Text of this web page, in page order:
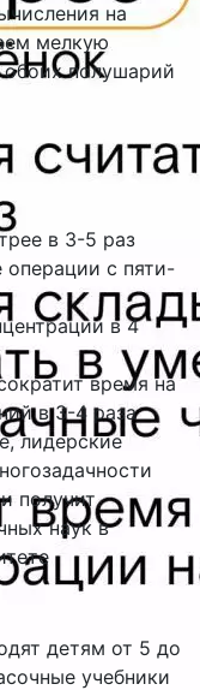
на
мелкую
полушарий
в 3-5 раз
операции с пяти-
в 4
время на
в 3-4 раза
лидерские
получит
наук в
детям от 5 до
учебники